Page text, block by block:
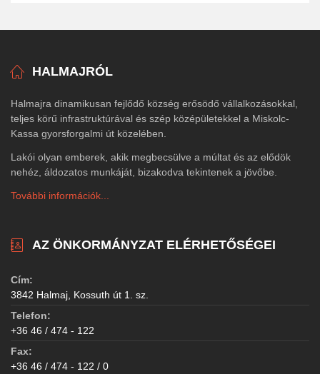
HALMAJRÓL
Halmajra dinamikusan fejlődő község erősödő vállalkozásokkal,
teljes körű infrastruktúrával és szép középületekkel a Miskolc-
Kassa gyorsforgalmi út közelében.
Lakói olyan emberek, akik megbecsülve a múltat és az elődök
nehéz, áldozatos munkáját, bizakodva tekintenek a jövőbe.
További információk...
AZ ÖNKORMÁNYZAT ELÉRHETŐSÉGEI
Cím:
3842 Halmaj, Kossuth út 1. sz.
Telefon:
+36 46 / 474 - 122
Fax:
+36 46 / 474 - 122 / 0